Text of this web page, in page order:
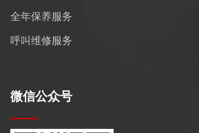
全年保养服务
呼叫维修服务
微信公众号